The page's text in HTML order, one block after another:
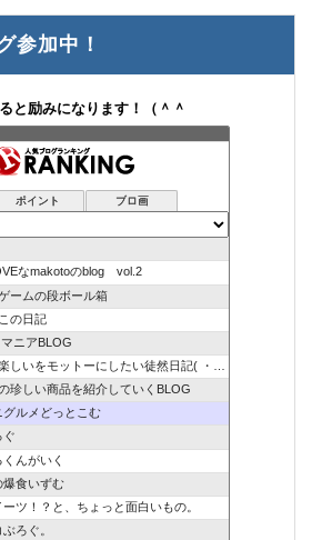
参加中！
と励みになります！（＾＾
ポイント ブロ画
なmakotoのblog vol.2
ームの段ボール箱
の日記
ニアBLOG
しいをモットーにしたい徒然日記( ・∇・)
珍しい商品を紹介していくBLOG
グルメどっとこむ
ぐ
んがいく
爆食いずむ
ツ！？と、ちょっと面白いもの。
ろぐ。